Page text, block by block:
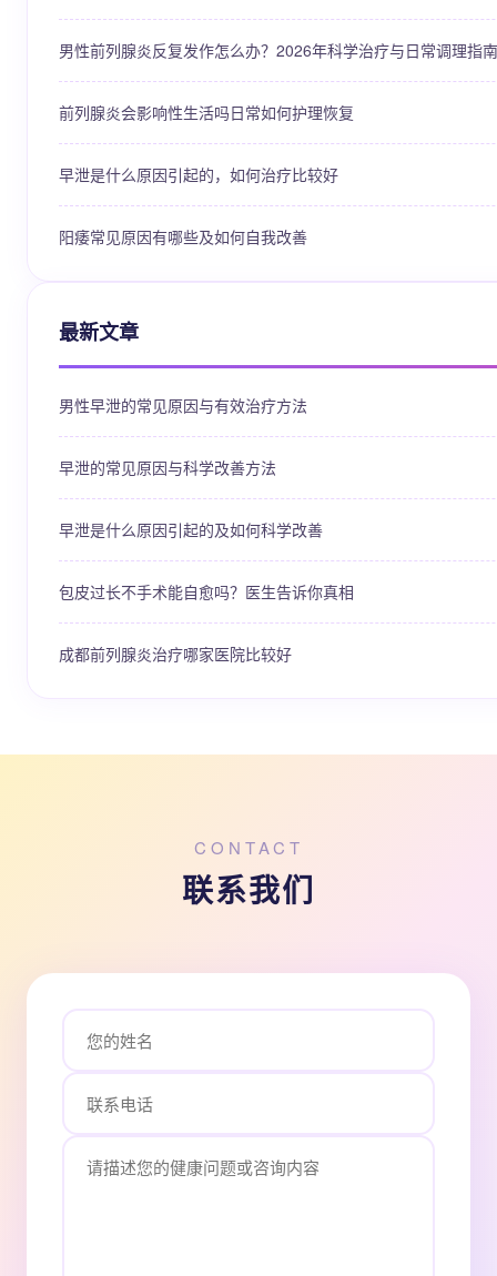
男性前列腺炎反复发作怎么办？2026年科学治疗与日常调理指南
前列腺炎会影响性生活吗日常如何护理恢复
早泄是什么原因引起的，如何治疗比较好
阳痿常见原因有哪些及如何自我改善
最新文章
男性早泄的常见原因与有效治疗方法
早泄的常见原因与科学改善方法
早泄是什么原因引起的及如何科学改善
包皮过长不手术能自愈吗？医生告诉你真相
成都前列腺炎治疗哪家医院比较好
CONTACT
联系我们